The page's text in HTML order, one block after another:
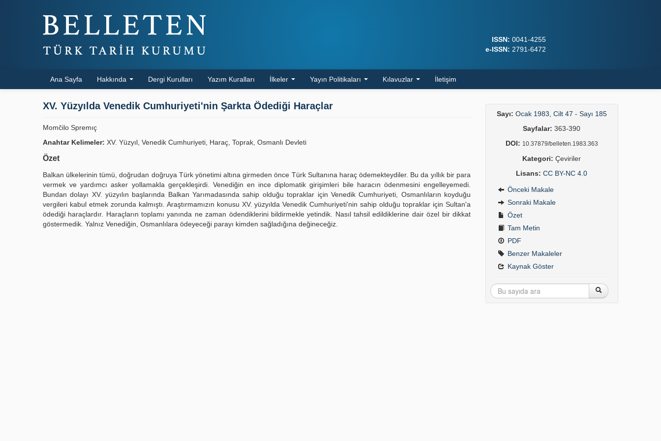
ISSN: 0041-4255
e-ISSN: 2791-6472
Ana Sayfa Hakkında Dergi Kurulları Yazım Kuralları İlkeler Yayın Politikaları Kılavuzlar İletişim
XV. Yüzyılda Venedik Cumhuriyeti'nin Şarkta Ödediği Haraçlar
Momčilo Spremıç
Anahtar Kelimeler: XV. Yüzyıl, Venedik Cumhuriyeti, Haraç, Toprak, Osmanlı Devleti
Özet
Balkan ülkelerinin tümü, doğrudan doğruya Türk yönetimi altına girmeden önce Türk Sultanına haraç ödemekteydiler. Bu da yıllık bir para
vermek ve yardımcı asker yollamakla gerçekleşirdi. Venediğin en ince diplomatik girişimleri bile haracın ödenmesini engelleyemedi.
Bundan dolayı XV. yüzyılın başlarında Balkan Yarımadasında sahip olduğu topraklar için Venedik Cumhuriyeti, Osmanlıların koyduğu
vergileri kabul etmek zorunda kalmıştı. Araştırmamızın konusu XV. yüzyılda Venedik Cumhuriyeti'nin sahip olduğu topraklar için Sultan'a
ödediği haraçlardır. Haraçların toplamı yanında ne zaman ödendiklerini bildirmekle yetindik. Nasıl tahsil edildiklerine dair özel bir dikkat
göstermedik. Yalnız Venediğin, Osmanlılara ödeyeceği parayı kimden sağladığına değineceğiz.
Sayı: Ocak 1983, Cilt 47 - Sayı 185
Sayfalar: 363-390
DOI: 10.37879/belleten.1983.363
Kategori: Çeviriler
Lisans: CC BY-NC 4.0
Önceki Makale
Sonraki Makale
Özet
Tam Metin
PDF
Benzer Makaleler
Kaynak Göster